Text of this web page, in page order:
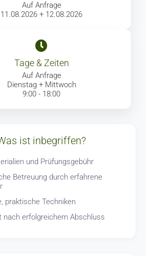
Auf Anfrage
11.08.2026 + 12.08.2026
Tage & Zeiten
Auf Anfrage
Dienstag + Mittwoch
9:00 - 18:00
ist inbegriffen?
und Prüfungsgebühr
Betreuung durch erfahrene
praktische Techniken
nach erfolgreichem Abschluss